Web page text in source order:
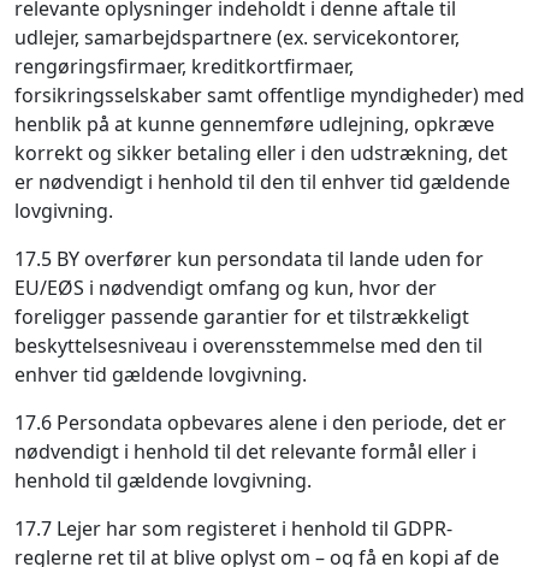
relevante oplysninger indeholdt i denne aftale til
udlejer, samarbejdspartnere (ex. servicekontorer,
rengøringsfirmaer, kreditkortfirmaer,
forsikringsselskaber samt offentlige myndigheder) med
henblik på at kunne gennemføre udlejning, opkræve
korrekt og sikker betaling eller i den udstrækning, det
er nødvendigt i henhold til den til enhver tid gældende
lovgivning.
17.5 BY overfører kun persondata til lande uden for
EU/EØS i nødvendigt omfang og kun, hvor der
foreligger passende garantier for et tilstrækkeligt
beskyttelsesniveau i overensstemmelse med den til
enhver tid gældende lovgivning.
17.6 Persondata opbevares alene i den periode, det er
nødvendigt i henhold til det relevante formål eller i
henhold til gældende lovgivning.
17.7 Lejer har som registeret i henhold til GDPR-
reglerne ret til at blive oplyst om – og få en kopi af de